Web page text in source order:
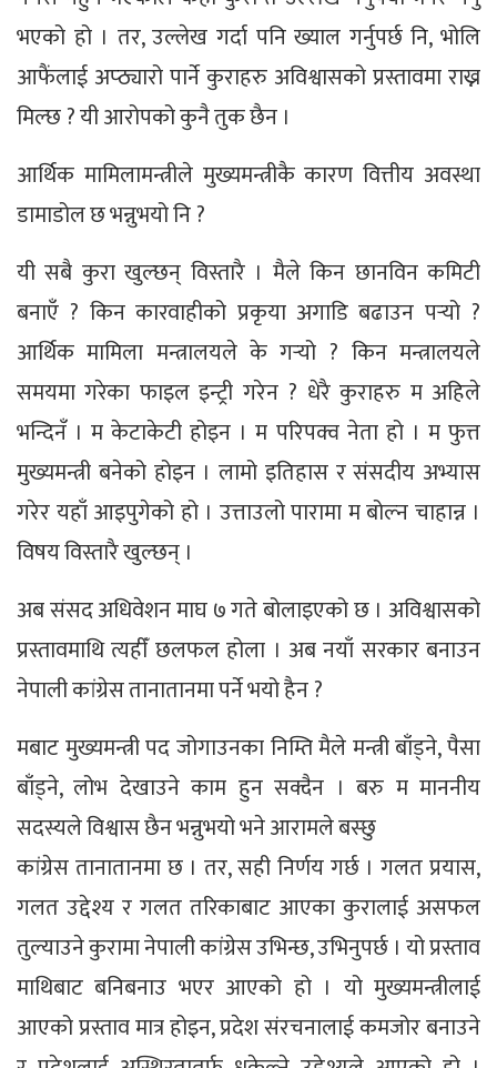
भएको हो । तर, उल्लेख गर्दा पनि ख्याल गर्नुपर्छ नि, भोलि
आफैंलाई अप्ठ्यारो पार्ने कुराहरु अविश्वासको प्रस्तावमा राख्न
मिल्छ ? यी आरोपको कुनै तुक छैन ।
आर्थिक मामिलामन्त्रीले मुख्यमन्त्रीकै कारण वित्तीय अवस्था
डामाडोल छ भन्नुभयो नि ?
यी सबै कुरा खुल्छन् विस्तारै । मैले किन छानविन कमिटी
बनाएँ ? किन कारवाहीको प्रकृया अगाडि बढाउन पर्‍यो ?
आर्थिक मामिला मन्त्रालयले के गर्‍यो ? किन मन्त्रालयले
समयमा गरेका फाइल इन्ट्री गरेन ? धेरै कुराहरु म अहिले
भन्दिनँ । म केटाकेटी होइन । म परिपक्व नेता हो । म फुत्त
मुख्यमन्त्री बनेको होइन । लामो इतिहास र संसदीय अभ्यास
गरेर यहाँ आइपुगेको हो । उत्ताउलो पारामा म बोल्न चाहान्न ।
विषय विस्तारै खुल्छन् ।
अब संसद अधिवेशन माघ ७ गते बोलाइएको छ । अविश्वासको
प्रस्तावमाथि त्यहीँ छलफल होला । अब नयाँ सरकार बनाउन
नेपाली कांग्रेस तानातानमा पर्ने भयो हैन ?
मबाट मुख्यमन्त्री पद जोगाउनका निम्ति मैले मन्त्री बाँड्ने, पैसा
बाँड्ने, लोभ देखाउने काम हुन सक्दैन । बरु म माननीय
सदस्यले विश्वास छैन भन्नुभयो भने आरामले बस्छु
कांग्रेस तानातानमा छ । तर, सही निर्णय गर्छ । गलत प्रयास,
गलत उद्देश्य र गलत तरिकाबाट आएका कुरालाई असफल
तुल्याउने कुरामा नेपाली कांग्रेस उभिन्छ, उभिनुपर्छ । यो प्रस्ताव
माथिबाट बनिबनाउ भएर आएको हो । यो मुख्यमन्त्रीलाई
आएको प्रस्ताव मात्र होइन, प्रदेश संरचनालाई कमजोर बनाउने